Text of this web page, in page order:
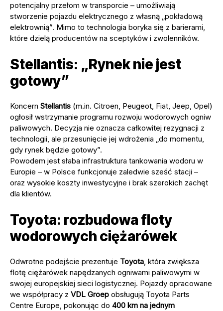
potencjalny przełom w transporcie – umożliwiają
stworzenie pojazdu elektrycznego z własną „pokładową
elektrownią”. Mimo to technologia boryka się z barierami,
które dzielą producentów na sceptyków i zwolenników.
Stellantis: „Rynek nie jest
gotowy”
Koncern Stellantis (m.in. Citroen, Peugeot, Fiat, Jeep, Opel)
ogłosił wstrzymanie programu rozwoju wodorowych ogniw
paliwowych. Decyzja nie oznacza całkowitej rezygnacji z
technologii, ale przesunięcie jej wdrożenia „do momentu,
gdy rynek będzie gotowy”.
Powodem jest słaba infrastruktura tankowania wodoru w
Europie – w Polsce funkcjonuje zaledwie sześć stacji –
oraz wysokie koszty inwestycyjne i brak szerokich zachęt
dla klientów.
Toyota: rozbudowa floty
wodorowych ciężarówek
Odwrotne podejście prezentuje Toyota, która zwiększa
flotę ciężarówek napędzanych ogniwami paliwowymi w
swojej europejskiej sieci logistycznej. Pojazdy opracowane
we współpracy z VDL Groep obsługują Toyota Parts
Centre Europe, pokonując do 400 km na jednym